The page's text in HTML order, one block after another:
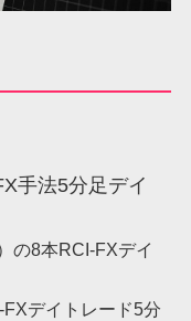
手法5分足デイ
の8本RCI-FXデイ
デイトレード5分